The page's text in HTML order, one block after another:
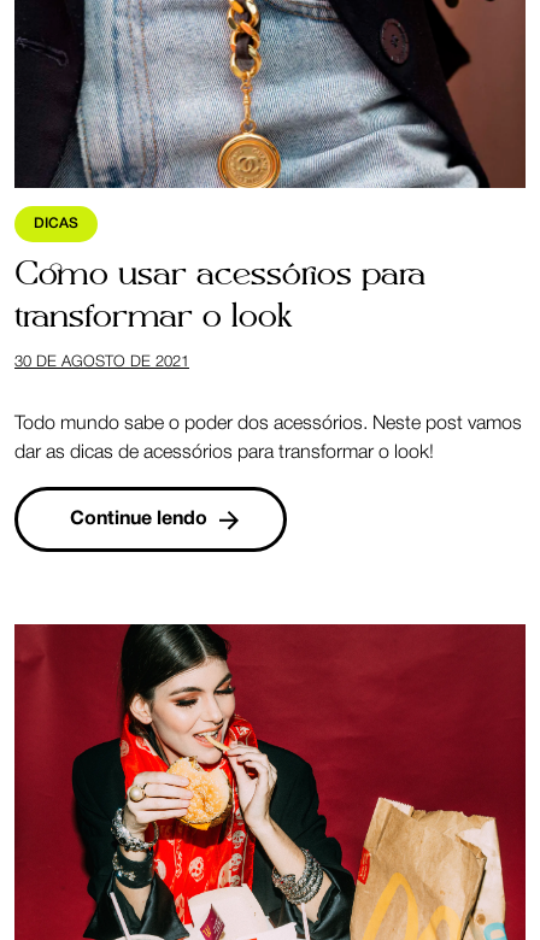
DICAS
Como usar acessórios para
transformar o look
30 DE AGOSTO DE 2021
Todo mundo sabe o poder dos acessórios. Neste post vamos
dar as dicas de acessórios para transformar o look!
Continue lendo